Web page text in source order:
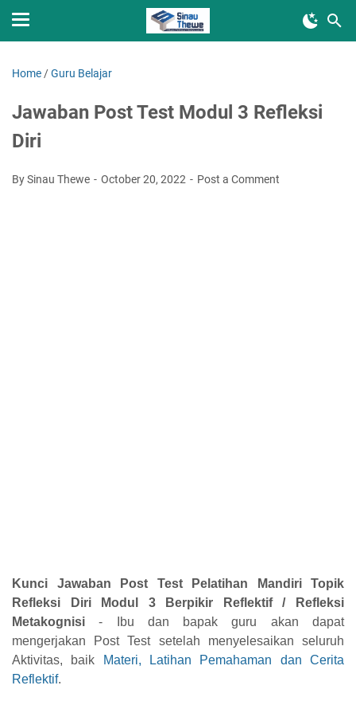
Home /Guru Belajar
Jawaban Post Test Modul 3 Refleksi
Diri
By Sinau Thewe October 20, 2022 Post a Comment
Kunci Jawaban Post Test Pelatihan Mandiri Topik
Refleksi Diri Modul 3 Berpikir Reflektif / Refleksi
Metakognisi - Ibu dan bapak guru akan dapat
mengerjakan Post Test setelah menyelesaikan seluruh
Aktivitas, baik
Materi, Latihan Pemahaman dan Cerita
Reflektif.